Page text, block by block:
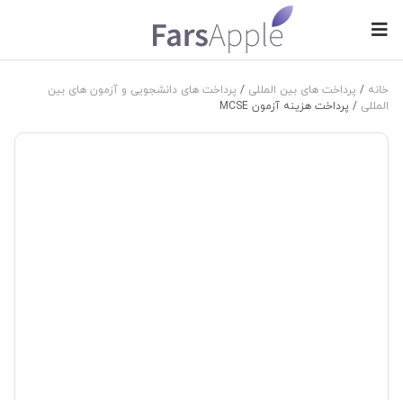
خانه / پرداخت های بین المللی / پرداخت های دانشجویی و آزمون های بین
المللی / پرداخت هزینه آزمون MCSE